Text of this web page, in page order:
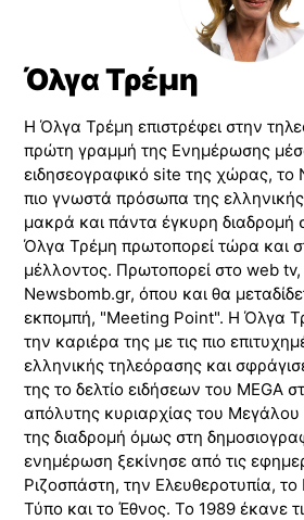
Όλγα Τρέμη
Η Όλγα Τρέμη επιστρέφει στην
πρώτη γραμμή της Ενημέρωσης
ειδησεογραφικό site της χώρας,
πιο γνωστά πρόσωπα της
μακρά και πάντα έγκυρη διαδρομή
Όλγα Τρέμη πρωτοπορεί τώρα και
μέλλοντος. Πρωτοπορεί στο web
Newsbomb.gr, όπου και θα
εκπομπή, "Meeting Point". Η Όλγα
την καριέρα της με τις πιο
ελληνικής τηλεόρασης και
της το δελτίο ειδήσεων του MEGA
απόλυτης κυριαρχίας του
της διαδρομή όμως στη
ενημέρωση ξεκίνησε από τις
Ριζοσπάστη, την Ελευθεροτυπία,
Τύπο και το Έθνος. Το 1989 έκανε